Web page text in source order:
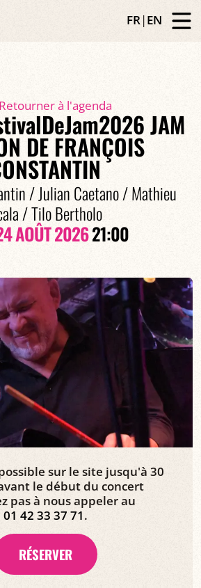
FR|EN
Retourner à l'agenda
JAM
DE FRANÇOIS
/ Julian Caetano / Mathieu
/ Tilo Bertholo
AOÛT 202621:00
sur le site jusqu'à 30
le début du concert
pas à nous appeler au
01 42 33 37 71.
RÉSERVER